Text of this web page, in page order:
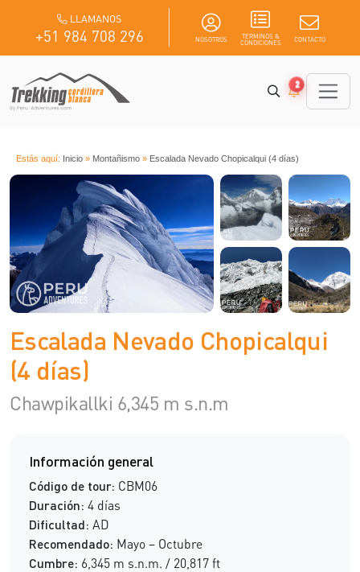
LLAMANOS
+51 984 708 296 NOSOTROS
TERMINOS &
CONDICIONES
CONTACTO
2
Estás aquí: Inicio » Montañismo » Escalada Nevado Chopicalqui (4 días)
Escalada Nevado Chopicalqui
(4 días)
Chawpikallki 6,345 m s.n.m
Información general
Código de tour: CBM06
Duración: 4 días
Dificultad: AD
Recomendado: Mayo – Octubre
Cumbre: 6,345 m s.n.m. / 20,817 ft